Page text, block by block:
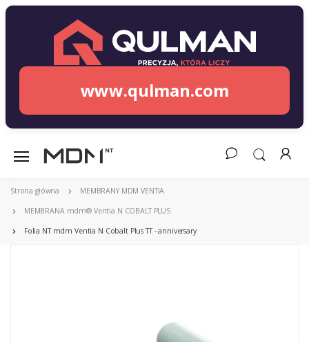
www.qulman.com
Strona główna MEMBRANY MDM VENTIA
MEMBRANA mdm® Ventia N COBALT PLUS
Folia NT mdm Ventia N Cobalt Plus TT - anniversary